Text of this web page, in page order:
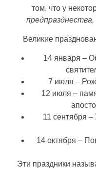
том, что у
предпразднества,
Великие
14 января –
7 июля –
12 июля –
11 сентября
14 октября –
Эти праздники